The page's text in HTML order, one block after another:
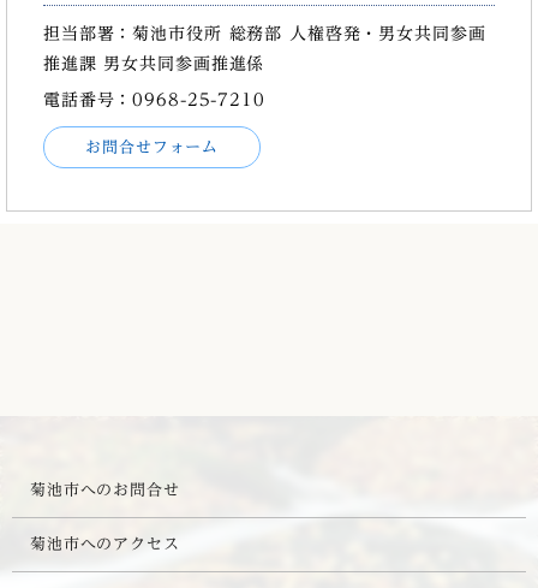
担当部署：菊池市役所 総務部 人権啓発・男女共同参画
推進課 男女共同参画推進係
電話番号：0968-25-7210
お問合せフォーム
菊池市へのお問合せ
菊池市へのアクセス